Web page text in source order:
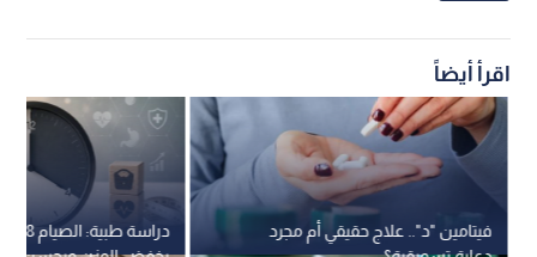
اقرأ أيضاً
فيتامين "د".. علاج حقيقي أم مجرد